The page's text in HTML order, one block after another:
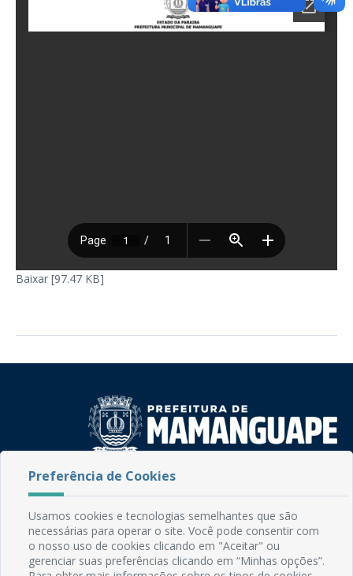
Baixar [97.47 KB]
Rua do Imperador, 78, Centro
CEP: 58.280-000 - Mamanguape/PB
Fone: (83) 3292-2246
Email: comunicacao@mamanguape.pb.gov.br
Expediente: Segunda à Sexta, das 08h às 13h
Preferência de Cookies
Usamos cookies e tecnologias semelhantes que são
necessárias para operar o site. Você pode consentir com
o nosso uso de cookies clicando em "Aceitar" ou
gerenciar suas preferências clicando em “Minhas opções”.